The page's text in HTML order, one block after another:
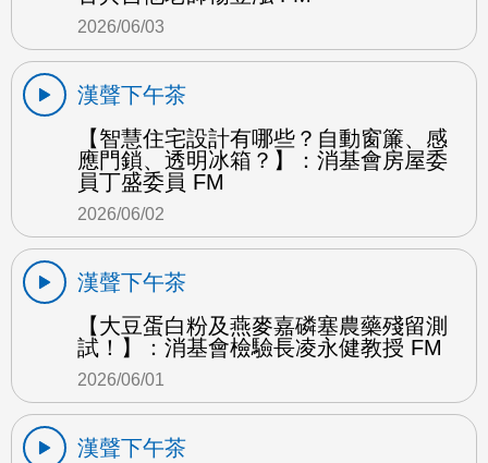
2026/06/03
漢聲下午茶
【智慧住宅設計有哪些？自動窗簾、感
應門鎖、透明冰箱？】：消基會房屋委
員丁盛委員 FM
2026/06/02
漢聲下午茶
【大豆蛋白粉及燕麥嘉磷塞農藥殘留測
試！】：消基會檢驗長凌永健教授 FM
2026/06/01
漢聲下午茶